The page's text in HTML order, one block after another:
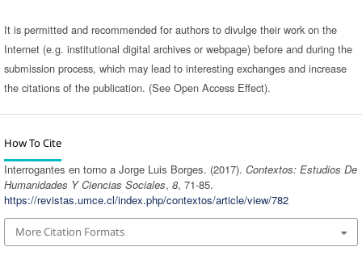
It is permitted and recommended for authors to divulge their work on the
Internet (e.g. institutional digital archives or webpage) before and during the
submission process, which may lead to interesting exchanges and increase
the citations of the publication. (See Open Access Effect).
How To Cite
Interrogantes en torno a Jorge Luis Borges. (2017). Contextos: Estudios De
Humanidades Y Ciencias Sociales, 8, 71-85.
https://revistas.umce.cl/index.php/contextos/article/view/782
More Citation Formats